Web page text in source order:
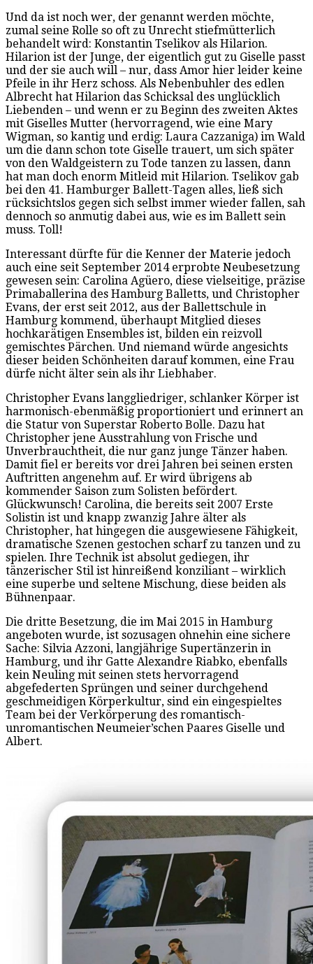
Und da ist noch wer, der genannt werden möchte,
zumal seine Rolle so oft zu Unrecht stiefmütterlich
behandelt wird: Konstantin Tselikov als Hilarion.
Hilarion ist der Junge, der eigentlich gut zu Giselle passt
und der sie auch will – nur, dass Amor hier leider keine
Pfeile in ihr Herz schoss. Als Nebenbuhler des edlen
Albrecht hat Hilarion das Schicksal des unglücklich
Liebenden – und wenn er zu Beginn des zweiten Aktes
mit Giselles Mutter (hervorragend, wie eine Mary
Wigman, so kantig und erdig: Laura Cazzaniga) im Wald
um die dann schon tote Giselle trauert, um sich später
von den Waldgeistern zu Tode tanzen zu lassen, dann
hat man doch enorm Mitleid mit Hilarion. Tselikov gab
bei den 41. Hamburger Ballett-Tagen alles, ließ sich
rücksichtslos gegen sich selbst immer wieder fallen, sah
dennoch so anmutig dabei aus, wie es im Ballett sein
muss. Toll!
Interessant dürfte für die Kenner der Materie jedoch
auch eine seit September 2014 erprobte Neubesetzung
gewesen sein: Carolina Agüero, diese vielseitige, präzise
Primaballerina des Hamburg Balletts, und Christopher
Evans, der erst seit 2012, aus der Ballettschule in
Hamburg kommend, überhaupt Mitglied dieses
hochkarätigen Ensembles ist, bilden ein reizvoll
gemischtes Pärchen. Und niemand würde angesichts
dieser beiden Schönheiten darauf kommen, eine Frau
dürfe nicht älter sein als ihr Liebhaber.
Christopher Evans langgliedriger, schlanker Körper ist
harmonisch-ebenmäßig proportioniert und erinnert an
die Statur von Superstar Roberto Bolle. Dazu hat
Christopher jene Ausstrahlung von Frische und
Unverbrauchtheit, die nur ganz junge Tänzer haben.
Damit fiel er bereits vor drei Jahren bei seinen ersten
Auftritten angenehm auf. Er wird übrigens ab
kommender Saison zum Solisten befördert.
Glückwunsch! Carolina, die bereits seit 2007 Erste
Solistin ist und knapp zwanzig Jahre älter als
Christopher, hat hingegen die ausgewiesene Fähigkeit,
dramatische Szenen gestochen scharf zu tanzen und zu
spielen. Ihre Technik ist absolut gediegen, ihr
tänzerischer Stil ist hinreißend konziliant – wirklich
eine superbe und seltene Mischung, diese beiden als
Bühnenpaar.
Die dritte Besetzung, die im Mai 2015 in Hamburg
angeboten wurde, ist sozusagen ohnehin eine sichere
Sache: Silvia Azzoni, langjährige Supertänzerin in
Hamburg, und ihr Gatte Alexandre Riabko, ebenfalls
kein Neuling mit seinen stets hervorragend
abgefederten Sprüngen und seiner durchgehend
geschmeidigen Körperkultur, sind ein eingespieltes
Team bei der Verkörperung des romantisch-
unromantischen Neumeier’schen Paares Giselle und
Albert.